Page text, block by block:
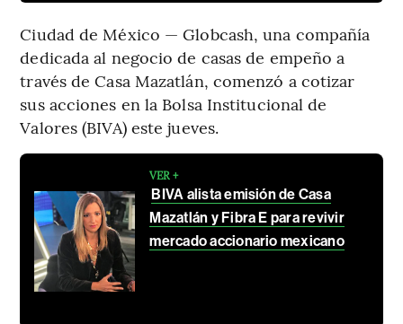
Ciudad de México — Globcash, una compañía
dedicada al negocio de casas de empeño a
través de Casa Mazatlán, comenzó a cotizar
sus acciones en la Bolsa Institucional de
Valores (BIVA) este jueves.
VER +
BIVA alista emisión de Casa
Mazatlán y Fibra E para revivir
mercado accionario mexicano